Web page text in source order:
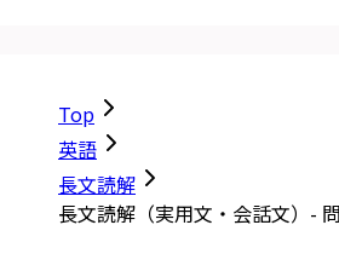
Top
英語
長文読解
長文読解（実用文・会話文）-